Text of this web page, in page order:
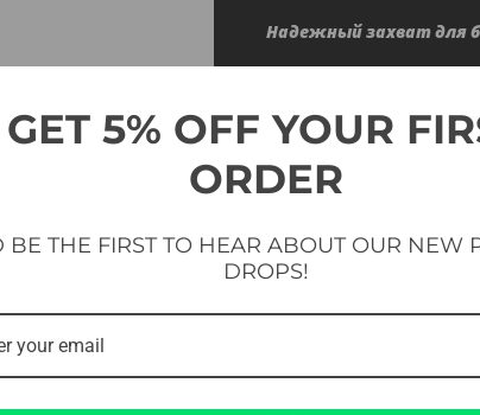
Надежный захват для
Некоторые скамьи
позволяет настроить
упражнений.
Его прочная рама
GET 5% OFF YOUR
ORDER
BE THE FIRST TO HEAR ABOUT OUR NEW
DROPS!